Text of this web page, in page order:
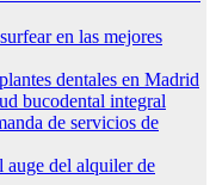
en las mejores
dentales en Madrid
bucodental integral
de servicios de
auge del alquiler de